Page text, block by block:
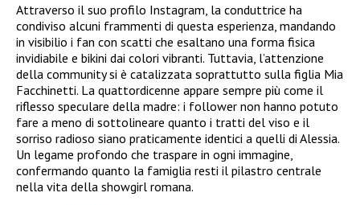
Attraverso il suo profilo Instagram, la conduttrice ha
condiviso alcuni frammenti di questa esperienza, mandando
in visibilio i fan con scatti che esaltano una forma fisica
invidiabile e bikini dai colori vibranti. Tuttavia, l’attenzione
della community si è catalizzata soprattutto sulla figlia Mia
Facchinetti. La quattordicenne appare sempre più come il
riflesso speculare della madre: i follower non hanno potuto
fare a meno di sottolineare quanto i tratti del viso e il
sorriso radioso siano praticamente identici a quelli di Alessia.
Un legame profondo che traspare in ogni immagine,
confermando quanto la famiglia resti il pilastro centrale
nella vita della showgirl romana.